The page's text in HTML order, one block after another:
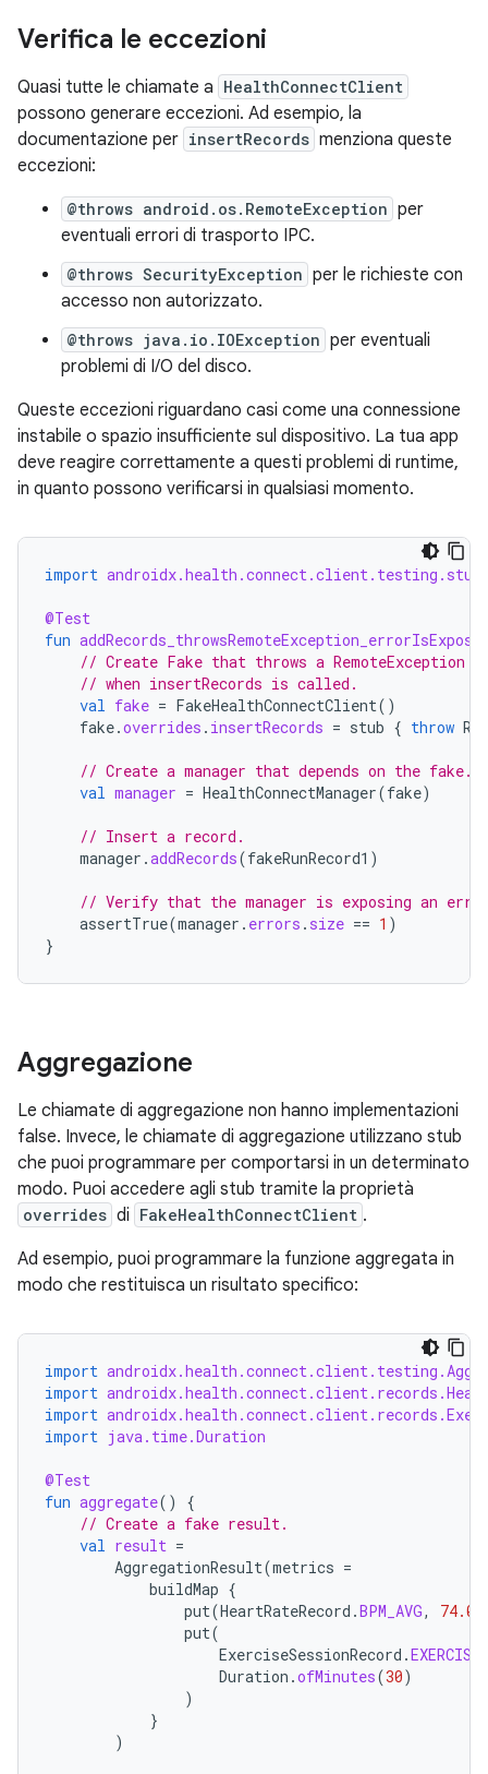
Verifica le eccezioni
Quasi tutte le chiamate a HealthConnectClient
possono generare eccezioni. Ad esempio, la
documentazione per insertRecords menziona queste
eccezioni:
@throws android.os.RemoteException per
eventuali errori di trasporto IPC.
@throws SecurityException per le richieste con
accesso non autorizzato.
@throws java.io.IOException per eventuali
problemi di I/O del disco.
Queste eccezioni riguardano casi come una connessione
instabile o spazio insufficiente sul dispositivo. La tua app
deve reagire correttamente a questi problemi di runtime,
in quanto possono verificarsi in qualsiasi momento.
import
@Test
fun
// Create Fake that throws a RemoteException
// when insertRecords is called.
val fake = FakeHealthConnectClient()
fake.overrides . insertRecords = stub { throw
// Create a manager that depends on the fake.
val manager = HealthConnectManager(fake)
// Insert a record.
manager .addRecords(fakeRunRecord1 )
// Verify that the manager is exposing an
assertTrue(manager . errors . size == 1 )
}
Aggregazione
Le chiamate di aggregazione non hanno implementazioni
false. Invece, le chiamate di aggregazione utilizzano stub
che puoi programmare per comportarsi in un determinato
modo. Puoi accedere agli stub tramite la proprietà
overrides di FakeHealthConnectClient .
Ad esempio, puoi programmare la funzione aggregata in
modo che restituisca un risultato specifico:
import
import
import
import java.time.Duration
@Test
fun aggregate()
{
// Create a fake result.
val result =
AggregationResult(metrics =
buildMap {
put(HeartRateRecord .BPM_AVG, 74.0
put(
ExerciseSessionRecord .
Duration .ofMinutes(30)
)
}
)